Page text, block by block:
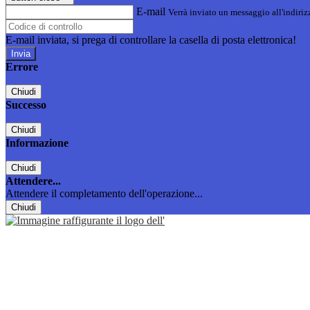
E-mail Verrà inviato un messaggio
E-mail inviata, si prega di controllare la casella di posta elettronica!
Errore
Chiudi
Successo
Chiudi
Informazione
Chiudi
Attendere...
Attendere il completamento dell'operazione...
Chiudi